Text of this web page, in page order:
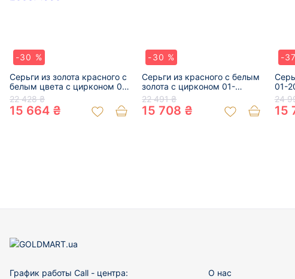
-30 %
Серьги из золота красного с
белым цвета с цирконом 01-
200371990
22 428 ₴
15 664 ₴
-30 %
Серьги из красного с белым
золота с цирконом 01-
200055301
22 491 ₴
15 708 ₴
-
01-
24
15
График работы Call - центра:
О нас